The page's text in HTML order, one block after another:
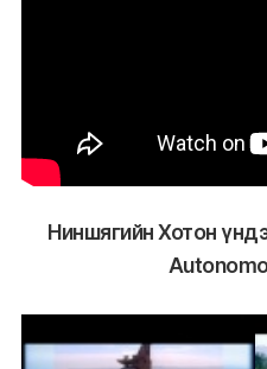
Ниншягийн Хотон